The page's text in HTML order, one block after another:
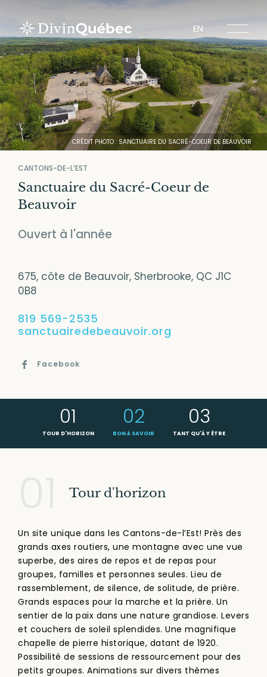
EN
Circuits
Expériences
Lieux
Régions touristiques
Nouvelles
POLITIQUE DE CONFIDENTIALITÉ
CRÉDIT PHOTO : SANCTUAIRE DU SACRÉ-COEUR DE BEAUVOIR
CANTONS-DE-L’EST
Sanctuaire du Sacré-Coeur de
Beauvoir
Ouvert à l'année
675, côte de Beauvoir, Sherbrooke, QC J1C
0B8
819 569-2535
sanctuairedebeauvoir.org
Facebook
01
TOUR D'HORIZON
02
BON À SAVOIR
03
TANT QU'À Y ÊTRE
Tour d'horizon
Un site unique dans les Cantons-de-l’Est! Près des
grands axes routiers, une montagne avec une vue
superbe, des aires de repos et de repas pour
groupes, familles et personnes seules. Lieu de
rassemblement, de silence, de solitude, de prière.
Grands espaces pour la marche et la prière. Un
sentier de la paix dans une nature grandiose. Levers
et couchers de soleil splendides. Une magnifique
chapelle de pierre historique, datant de 1920.
Possibilité de sessions de ressourcement pour des
petits groupes. Animations sur divers thèmes